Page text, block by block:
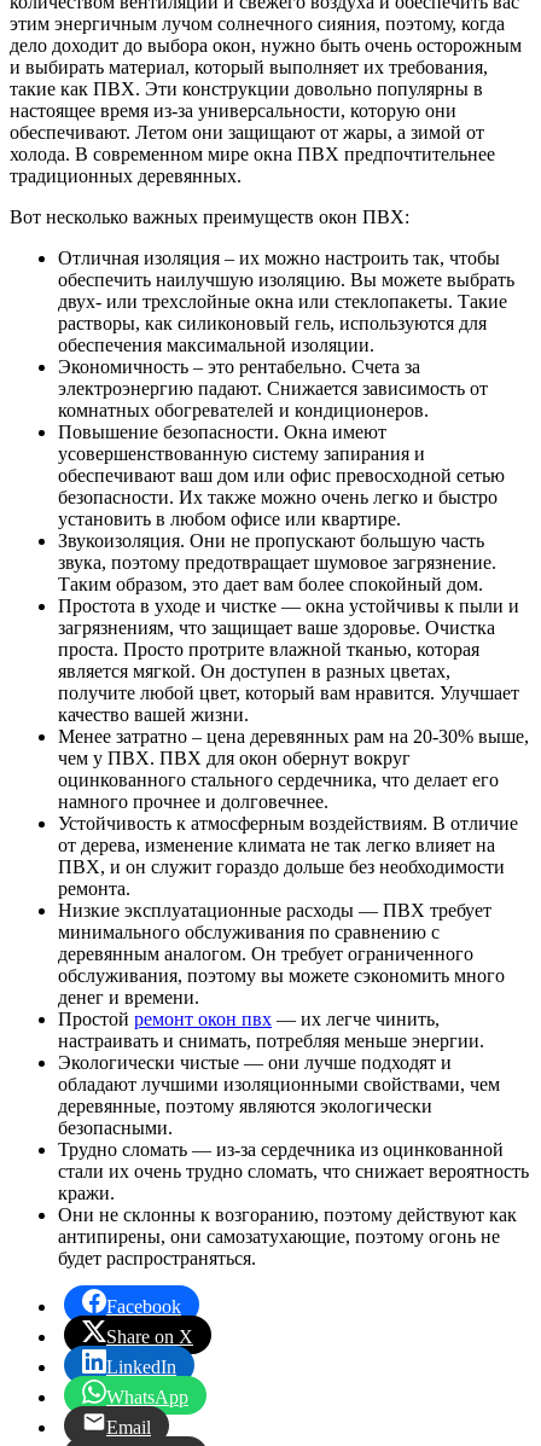
этим энергичным лучом солнечного сияния, поэтому, когда
дело доходит до выбора окон, нужно быть очень осторожным
и выбирать материал, который выполняет их требования,
такие как ПВХ. Эти конструкции довольно популярны в
настоящее время из-за универсальности, которую они
обеспечивают. Летом они защищают от жары, а зимой от
холода. В современном мире окна ПВХ предпочтительнее
традиционных деревянных.
Вот несколько важных преимуществ окон ПВХ:
Отличная изоляция – их можно настроить так, чтобы
обеспечить наилучшую изоляцию. Вы можете выбрать
двух- или трехслойные окна или стеклопакеты. Такие
растворы, как силиконовый гель, используются для
обеспечения максимальной изоляции.
Экономичность – это рентабельно. Счета за
электроэнергию падают. Снижается зависимость от
комнатных обогревателей и кондиционеров.
Повышение безопасности. Окна имеют
усовершенствованную систему запирания и
обеспечивают ваш дом или офис превосходной сетью
безопасности. Их также можно очень легко и быстро
установить в любом офисе или квартире.
Звукоизоляция. Они не пропускают большую часть
звука, поэтому предотвращает шумовое загрязнение.
Таким образом, это дает вам более спокойный дом.
Простота в уходе и чистке — окна устойчивы к пыли и
загрязнениям, что защищает ваше здоровье. Очистка
проста. Просто протрите влажной тканью, которая
является мягкой. Он доступен в разных цветах,
получите любой цвет, который вам нравится. Улучшает
качество вашей жизни.
Менее затратно – цена деревянных рам на 20-30% выше,
чем у ПВХ. ПВХ для окон обернут вокруг
оцинкованного стального сердечника, что делает его
намного прочнее и долговечнее.
Устойчивость к атмосферным воздействиям. В отличие
от дерева, изменение климата не так легко влияет на
ПВХ, и он служит гораздо дольше без необходимости
ремонта.
Низкие эксплуатационные расходы — ПВХ требует
минимального обслуживания по сравнению с
деревянным аналогом. Он требует ограниченного
обслуживания, поэтому вы можете сэкономить много
денег и времени.
Простой ремонт окон пвх — их легче чинить,
настраивать и снимать, потребляя меньше энергии.
Экологически чистые — они лучше подходят и
обладают лучшими изоляционными свойствами, чем
деревянные, поэтому являются экологически
безопасными.
Трудно сломать — из-за сердечника из оцинкованной
стали их очень трудно сломать, что снижает вероятность
кражи.
Они не склонны к возгоранию, поэтому действуют как
антипирены, они самозатухающие, поэтому огонь не
будет распространяться.
Facebook
Share on X
LinkedIn
WhatsApp
Email